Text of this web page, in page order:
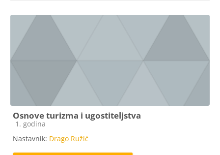
Osnove turizma i ugostiteljstva
Kategorija e-kolegija
1. godina
Nastavnik: Drago Ružić